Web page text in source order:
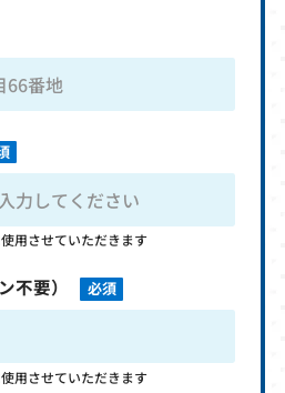
用させていただきます
不要） 必須
用させていただきます